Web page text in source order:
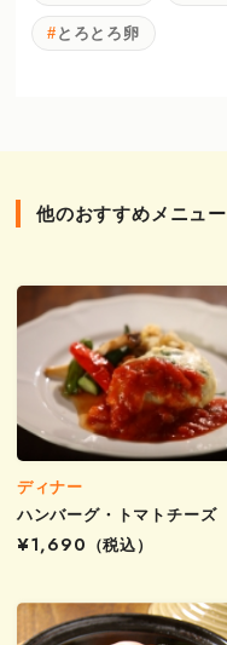
とろとろ卵
他のおすすめメニュー
ディナー
ハンバーグ・トマトチーズ
¥1,690
（税込）